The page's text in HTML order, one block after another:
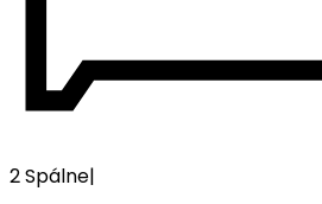
2 Spálne|